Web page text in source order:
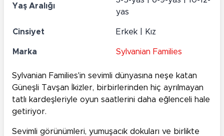
Yaş Aralığı
yas
Cinsiyet Erkek | Kız
Marka Sylvanian Families
Sylvanian Families'in sevimli dünyasına neşe katan
Güneşli Tavşan İkizler, birbirlerinden hiç ayrılmayan
tatlı kardeşleriyle oyun saatlerini daha eğlenceli hale
getiriyor.
Sevimli görünümleri, yumuşacık dokuları ve birlikte